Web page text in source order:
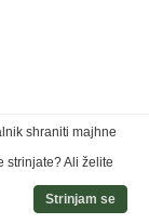
shraniti majhne
strinjate? Ali želite
Strinjam se